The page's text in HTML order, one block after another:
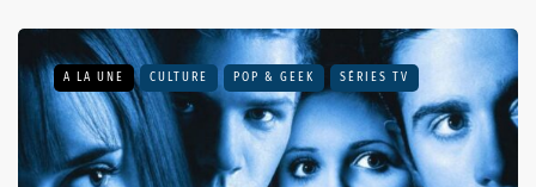
A LA UNE CULTURE POP & GEEK SÉRIES TV